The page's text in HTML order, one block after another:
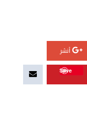
أنشر
Save